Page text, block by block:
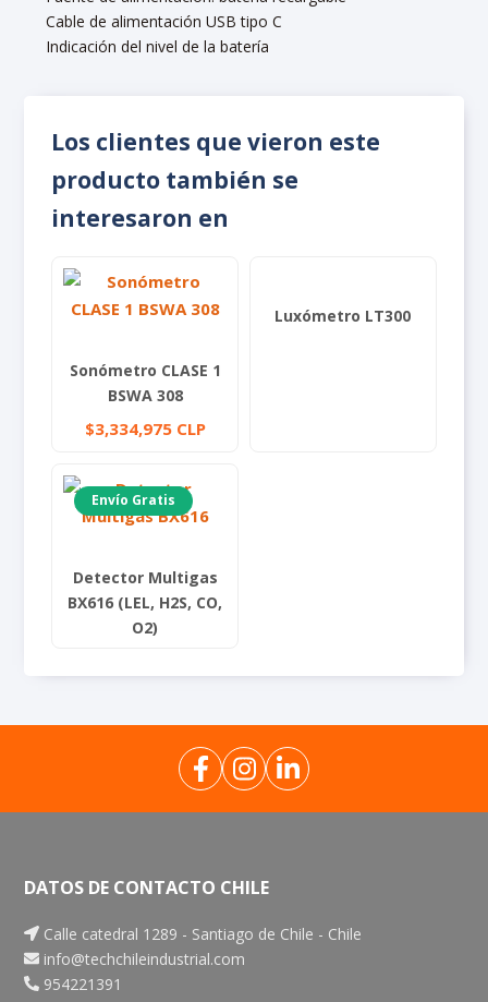
Cable de alimentación USB tipo C
Indicación del nivel de la batería
Los clientes que vieron este
producto también se
interesaron en
Sonómetro CLASE 1
BSWA 308
$3,334,975 CLP
Luxómetro LT300
Envío Gratis
Detector Multigas
BX616 (LEL, H2S, CO,
O2)
DATOS DE CONTACTO CHILE
Calle catedral 1289 - Santiago de Chile - Chile
info@techchileindustrial.com
954221391